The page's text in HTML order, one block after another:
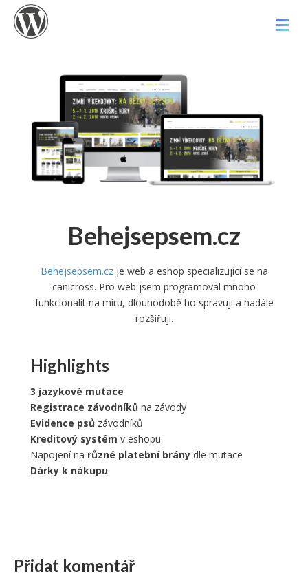
Behejsepsem.cz
Behejsepsem.czje web a eshop specializující se na
canicross. Pro web jsem programoval mnoho
funkcionalit na míru, dlouhodobě ho spravuji a nadále
rozšiřuji.
Highlights
3 jazykové mutace
Registrace závodníků na závody
Evidence psů závodníků
Kreditový systém v eshopu
Napojení na různé platební brány dle mutace
Dárky k nákupu
Přidat komentář